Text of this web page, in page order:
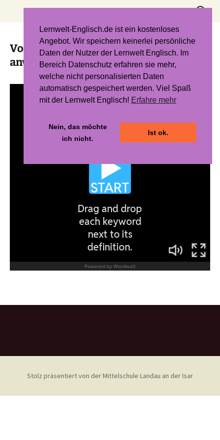
Suchen
Vorzeichen und Rechenzeichen richtig
anwenden
Stolz präsentiert von der Mittelschule Landau an der Isar
Lernwelt-Englisch.de ist ein kostenloses
Angebot. Wir speichern keinerlei persönliche
Daten der Nutzer der Lernwelt Englisch. Im
Bereich Datenschutz erfahren sie mehr,
welche nicht personalisierten Daten
automatisch gespeichert werden. Viel Spaß
mit der Lernwelt Englisch! Erfahre mehr
Nein, das möchte
ich nicht.
Ist ok.